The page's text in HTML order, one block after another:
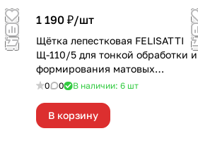
1 190 ₽/шт
Щётка лепестковая FELISATTI
Щ-110/5 для тонкой обработки и
формирования матовых
поверхностей
0 0 В наличии: 6 шт
В корзину